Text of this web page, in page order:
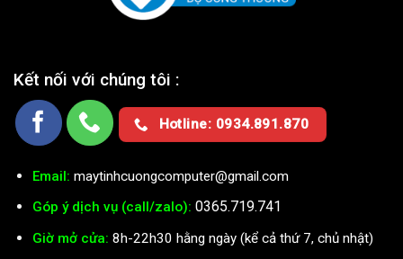
Kết nối với chúng tôi :
Hotline: 0934.891.870
Email: maytinhcuongcomputer@gmail.com
Góp ý dịch vụ (call/zalo): 0365.719.741
Giờ mở cửa: 8h-22h30 hằng ngày (kể cả thứ 7, chủ nhật)